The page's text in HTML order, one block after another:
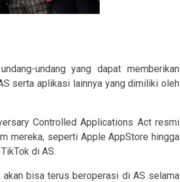
undang yang dapat memberikan
serta aplikasi lainnya yang dimiliki oleh
Controlled Applications Act resmi
mereka, seperti Apple AppStore hingga
di AS.
bisa terus beroperasi di AS selama